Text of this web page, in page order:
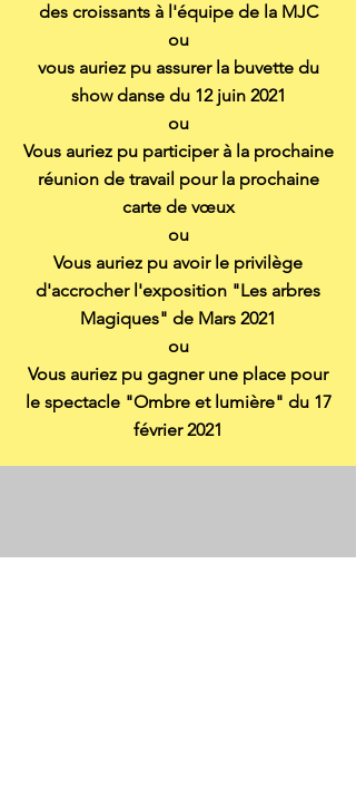
des croissants à l'équipe de la MJC
ou
vous auriez pu assurer la buvette du
show danse du 12 juin 2021
ou
Vous auriez pu participer à la prochaine
réunion de travail pour la prochaine
carte de vœux
ou
Vous auriez pu avoir le privilège
d'accrocher l'exposition "Les arbres
Magiques" de Mars 2021
ou
Vous auriez pu gagner une place pour
le spectacle "Ombre et lumière" du 17
février 2021